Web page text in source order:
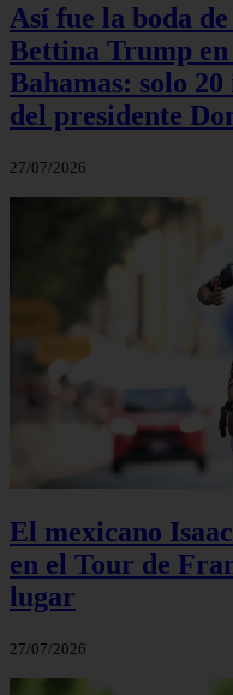
Así fue la boda
Bettina Trump
Bahamas: solo
del presidente
27/07/2026
El mexicano
en el Tour de
lugar
27/07/2026